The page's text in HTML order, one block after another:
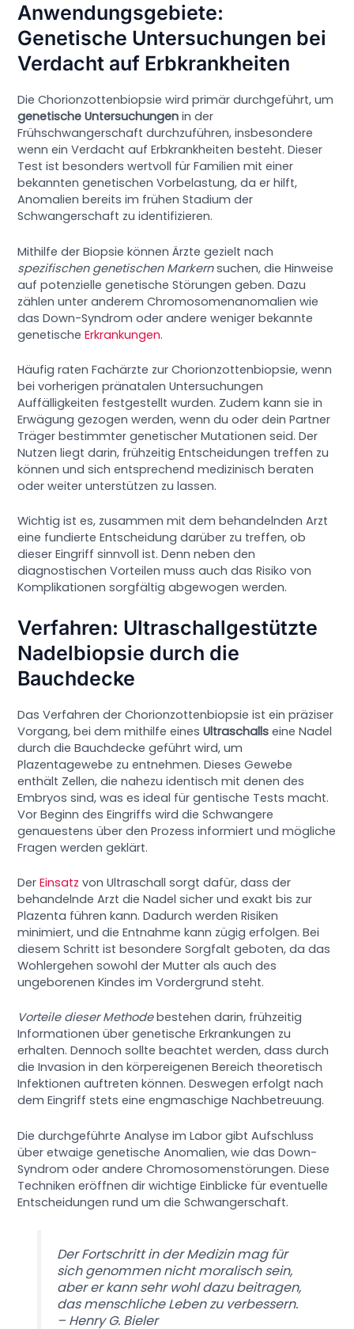
Anwendungsgebiete:
Genetische Untersuchungen bei
Verdacht auf Erbkrankheiten
Die Chorionzottenbiopsie wird primär durchgeführt, um
genetische Untersuchungen in der
Frühschwangerschaft durchzuführen, insbesondere
wenn ein Verdacht auf Erbkrankheiten besteht. Dieser
Test ist besonders wertvoll für Familien mit einer
bekannten genetischen Vorbelastung, da er hilft,
Anomalien bereits im frühen Stadium der
Schwangerschaft zu identifizieren.
Mithilfe der Biopsie können Ärzte gezielt nach
spezifischen genetischen Markernsuchen, die Hinweise
auf potenzielle genetische Störungen geben. Dazu
zählen unter anderem Chromosomenanomalien wie
das Down-Syndrom oder andere weniger bekannte
genetischeErkrankungen.
Häufig raten Fachärzte zur Chorionzottenbiopsie, wenn
bei vorherigen pränatalen Untersuchungen
Auffälligkeiten festgestellt wurden. Zudem kann sie in
Erwägung gezogen werden, wenn du oder dein Partner
Träger bestimmter genetischer Mutationen seid. Der
Nutzen liegt darin, frühzeitig Entscheidungen treffen zu
können und sich entsprechend medizinisch beraten
oder weiter unterstützen zu lassen.
Wichtig ist es, zusammen mit dem behandelnden Arzt
eine fundierte Entscheidung darüber zu treffen, ob
dieser Eingriff sinnvoll ist. Denn neben den
diagnostischen Vorteilen muss auch das Risiko von
Komplikationen sorgfältig abgewogen werden.
Verfahren: Ultraschallgestützte
Nadelbiopsie durch die
Bauchdecke
Das Verfahren der Chorionzottenbiopsie ist ein präziser
Vorgang, bei dem mithilfe einesUltraschalls eine Nadel
durch die Bauchdecke geführt wird, um
Plazentagewebe zu entnehmen. Dieses Gewebe
enthält Zellen, die nahezu identisch mit denen des
Embryos sind, was es ideal für gentische Tests macht.
Vor Beginn des Eingriffs wird die Schwangere
genauestens über den Prozess informiert und mögliche
Fragen werden geklärt.
DerEinsatz von Ultraschall sorgt dafür, dass der
behandelnde Arzt die Nadel sicher und exakt bis zur
Plazenta führen kann. Dadurch werden Risiken
minimiert, und die Entnahme kann zügig erfolgen. Bei
diesem Schritt ist besondere Sorgfalt geboten, da das
Wohlergehen sowohl der Mutter als auch des
ungeborenen Kindes im Vordergrund steht.
Vorteile dieser Methodebestehen darin, frühzeitig
Informationen über genetische Erkrankungen zu
erhalten. Dennoch sollte beachtet werden, dass durch
die Invasion in den körpereigenen Bereich theoretisch
Infektionen auftreten können. Deswegen erfolgt nach
dem Eingriff stets eine engmaschige Nachbetreuung.
Die durchgeführte Analyse im Labor gibt Aufschluss
über etwaige genetische Anomalien, wie das Down-
Syndrom oder andere Chromosomenstörungen. Diese
Techniken eröffnen dir wichtige Einblicke für eventuelle
Entscheidungen rund um die Schwangerschaft.
Der Fortschritt in der Medizin mag für
sich genommen nicht moralisch sein,
aber er kann sehr wohl dazu beitragen,
das menschliche Leben zu verbessern.
– Henry G. Bieler